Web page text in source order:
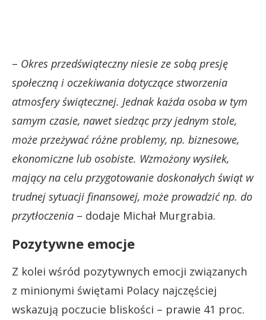
– Okres przedświąteczny niesie ze sobą presję
społeczną i oczekiwania dotyczące stworzenia
atmosfery świątecznej. Jednak każda osoba w tym
samym czasie, nawet siedząc przy jednym stole,
może przeżywać różne problemy, np. biznesowe,
ekonomiczne lub osobiste. Wzmożony wysiłek,
mający na celu przygotowanie doskonałych świąt w
trudnej sytuacji finansowej, może prowadzić np. do
przytłoczenia – dodaje Michał Murgrabia.
Pozytywne emocje
Z kolei wśród pozytywnych emocji związanych
z minionymi świętami Polacy najczęściej
wskazują poczucie bliskości – prawie 41 proc.